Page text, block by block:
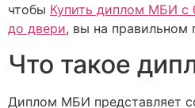
чтобы Купить диплом МБИ с
до двери, вы на правильном
Что такое
Диплом МБИ представляет